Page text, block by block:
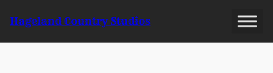
naarHageland Country Studios